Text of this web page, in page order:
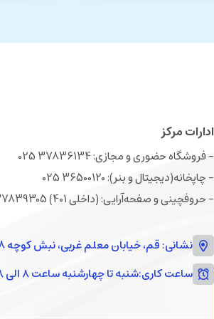
ادارات مرکز
- فروشگاه حضوری و مجازی: 37836134 025
- چاپخانه(دیجیتال و بنر): 36500120 025
- حروفچینی و صفحه‌‌آرایی: (داخلی 401) 37839305 025
نشانی: قم، خیابان معلم غربی، نبش کوچه 18
ساعت کاری:شنبه تا چهارشنبه ساعت ۸ الی ۱۸